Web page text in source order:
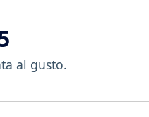
al gusto.